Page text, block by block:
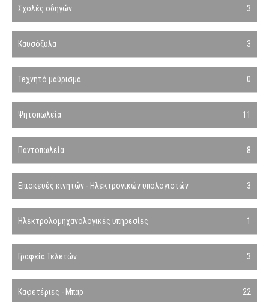
Σχολές οδηγών 3
Καυσόξυλα 3
Τεχνητό μαύρισμα 0
Ψητοπωλεία 11
Παντοπωλεία 8
Επισκευές κινητών - Ηλεκτρονικών υπολογιστών 3
Ηλεκτρολομηχανολογικές υπηρεσίες 1
Γραφεία Τελετών 3
Καφετέριες - Μπαρ 22